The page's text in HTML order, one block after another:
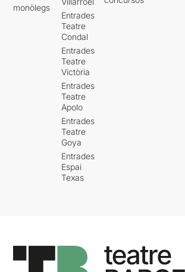
monòlegs
Entrades
Teatre
Condal
Entrades
Teatre
Victòria
Entrades
Teatre
Apolo
Entrades
Teatre
Goya
Entrades
Espai
Texas